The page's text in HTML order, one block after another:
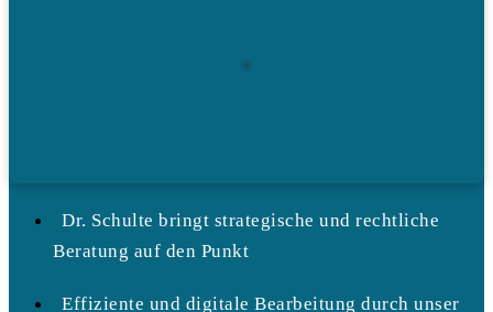
Dr. Schulte bringt strategische und rechtliche
Beratung auf den Punkt
Effiziente und digitale Bearbeitung durch unser